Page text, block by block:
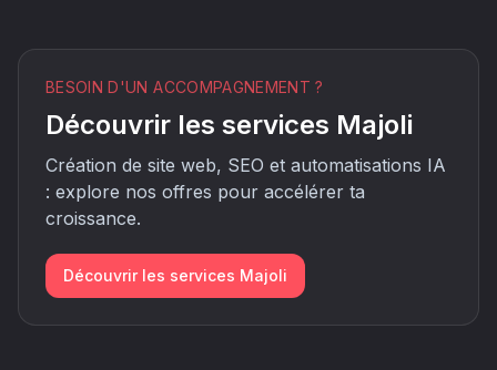
BESOIN D'UN ACCOMPAGNEMENT ?
Découvrir les services Majoli
Création de site web, SEO et automatisations IA
: explore nos offres pour accélérer ta
croissance.
Découvrir les services Majoli